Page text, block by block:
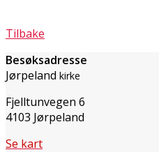
Tilbake
Besøksadresse
Jørpeland kirke
Fjelltunvegen 6
4103 Jørpeland
Se kart